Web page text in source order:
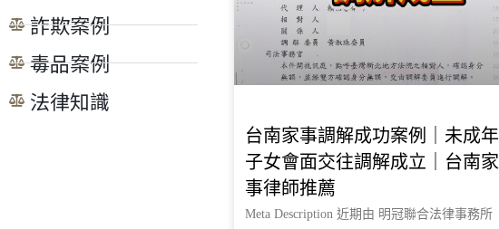
詐欺案例
毒品案例
法律知識
台南家事調解成功案例｜未成年
子女會面交往調解成立｜台南家
事律師推薦
Meta Description 近期由 明冠聯合法律事務所